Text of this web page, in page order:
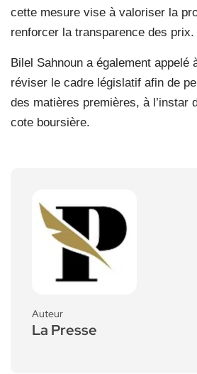
cette mesure vise à valoriser la
renforcer la transparence des prix.
Bilel Sahnoun a également appelé
réviser le cadre législatif afin de
des matières premières, à l’instar
cote boursière.
Auteur
La Presse